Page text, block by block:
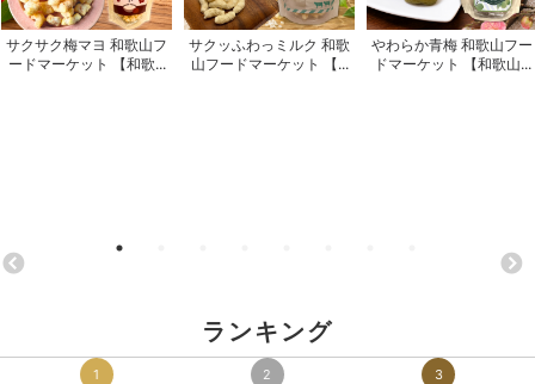
サクサク梅マヨ 和歌山フ
ードマーケット 【和歌...
サクッふわっミルク 和歌
山フードマーケット 【...
やわらか青梅 和歌山フー
ドマーケット 【和歌山...
ランキング
1 2 3